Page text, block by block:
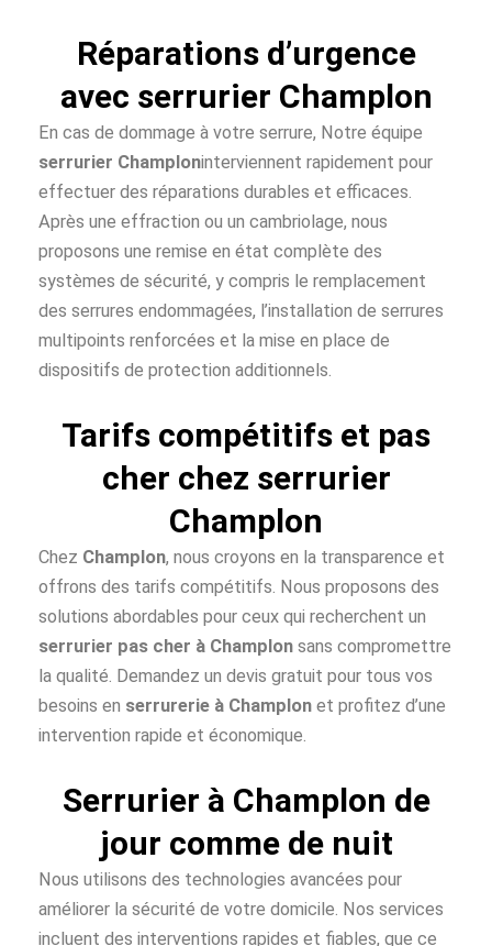
Réparations d’urgence
avec serrurier Champlon
En cas de dommage à votre serrure, Notre équipe
serrurier Champloninterviennent rapidement pour
effectuer des réparations durables et efficaces.
Après une effraction ou un cambriolage, nous
proposons une remise en état complète des
systèmes de sécurité, y compris le remplacement
des serrures endommagées, l’installation de serrures
multipoints renforcées et la mise en place de
dispositifs de protection additionnels.
Tarifs compétitifs et pas
cher chez serrurier
Champlon
Chez Champlon, nous croyons en la transparence et
offrons des tarifs compétitifs. Nous proposons des
solutions abordables pour ceux qui recherchent un
serrurier pas cher à Champlon sans compromettre
la qualité. Demandez un devis gratuit pour tous vos
besoins en serrurerie à Champlon et profitez d’une
intervention rapide et économique.
Serrurier à Champlon de
jour comme de nuit
Nous utilisons des technologies avancées pour
améliorer la sécurité de votre domicile. Nos services
incluent des interventions rapides et fiables, que ce